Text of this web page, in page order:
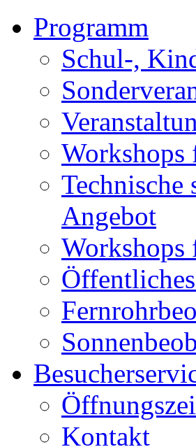
Programm
Schul-,
Workshops
Angebot
Workshops
Kontakt